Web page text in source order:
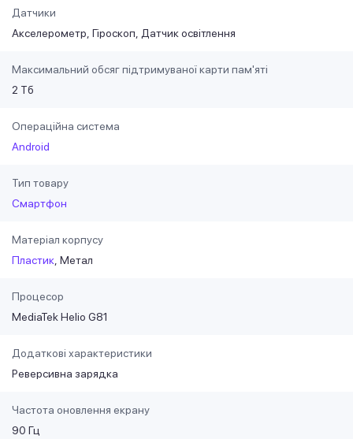
Датчики
Акселерометр Гіроскоп Датчик освітлення
Максимальний обсяг підтримуваної карти пам'яті
2 Тб
Операційна система
Android
Тип товару
Смартфон
Матеріал корпусу
Пластик Метал
Процесор
MediaTek Helio G81
Додаткові характеристики
Реверсивна зарядка
Частота оновлення екрану
90 Гц